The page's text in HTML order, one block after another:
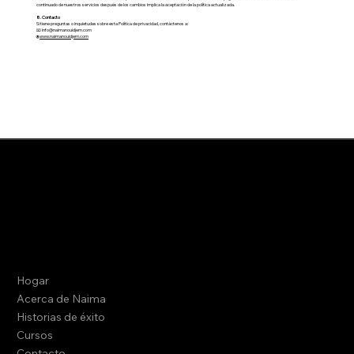
continuado de nuestros servicios después de los cambios implica la aceptación de la política actualizada.
8. Contacto
Si tiene preguntas o inquietudes sobre esta Política de privacidad, contáctenos a:
📧info@naimanouidjem.com
🌐www.naimanouidjem.com
Hogar
Acerca de Naima
Historias de éxito
Cursos